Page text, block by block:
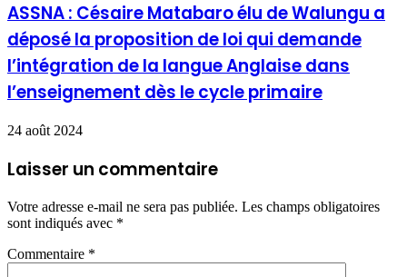
ASSNA : Césaire Matabaro élu de Walungu a
déposé la proposition de loi qui demande
l’intégration de la langue Anglaise dans
l’enseignement dès le cycle primaire
24 août 2024
Laisser un commentaire
Votre adresse e-mail ne sera pas publiée. Les champs obligatoires
sont indiqués avec *
Commentaire *